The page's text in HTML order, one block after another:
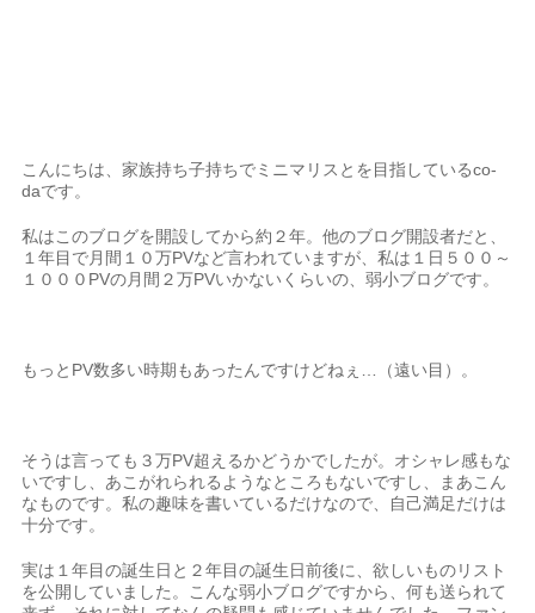
こんにちは、家族持ち子持ちでミニマリスとを目指しているco-
daです。
私はこのブログを開設してから約２年。他のブログ開設者だと、
１年目で月間１０万PVなど言われていますが、私は１日５００～
１０００PVの月間２万PVいかないくらいの、弱小ブログです。
もっとPV数多い時期もあったんですけどねぇ…（遠い目）。
そうは言っても３万PV超えるかどうかでしたが。オシャレ感もな
いですし、あこがれられるようなところもないですし、まあこん
なものです。私の趣味を書いているだけなので、自己満足だけは
十分です。
実は１年目の誕生日と２年目の誕生日前後に、欲しいものリスト
を公開していました。こんな弱小ブログですから、何も送られて